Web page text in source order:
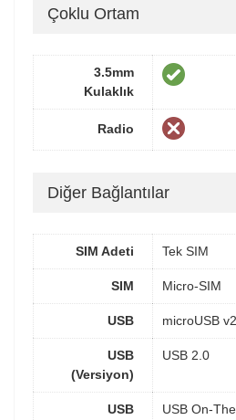
Çoklu Ortam
3.5mm
Kulaklık
Radio
Diğer Bağlantılar
SIM Adeti Tek SIM
SIM Micro-SIM
USB microUSB
USB
(Versiyon)
USB 2.0
USB
USB On-